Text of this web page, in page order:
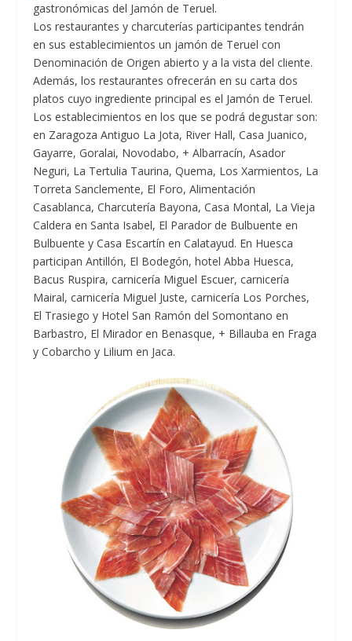
gastronómicas del Jamón de Teruel.
Los restaurantes y charcuterías participantes tendrán
en sus establecimientos un jamón de Teruel con
Denominación de Origen abierto y a la vista del cliente.
Además, los restaurantes ofrecerán en su carta dos
platos cuyo ingrediente principal es el Jamón de Teruel.
Los establecimientos en los que se podrá degustar son:
en Zaragoza Antiguo La Jota, River Hall, Casa Juanico,
Gayarre, Goralai, Novodabo, + Albarracín, Asador
Neguri, La Tertulia Taurina, Quema, Los Xarmientos, La
Torreta Sanclemente, El Foro, Alimentación
Casablanca, Charcutería Bayona, Casa Montal, La Vieja
Caldera en Santa Isabel, El Parador de Bulbuente en
Bulbuente y Casa Escartín en Calatayud. En Huesca
participan Antillón, El Bodegón, hotel Abba Huesca,
Bacus Ruspira, carnicería Miguel Escuer, carnicería
Mairal, carnicería Miguel Juste, carnicería Los Porches,
El Trasiego y Hotel San Ramón del Somontano en
Barbastro, El Mirador en Benasque, + Billauba en Fraga
y Cobarcho y Lilium en Jaca.